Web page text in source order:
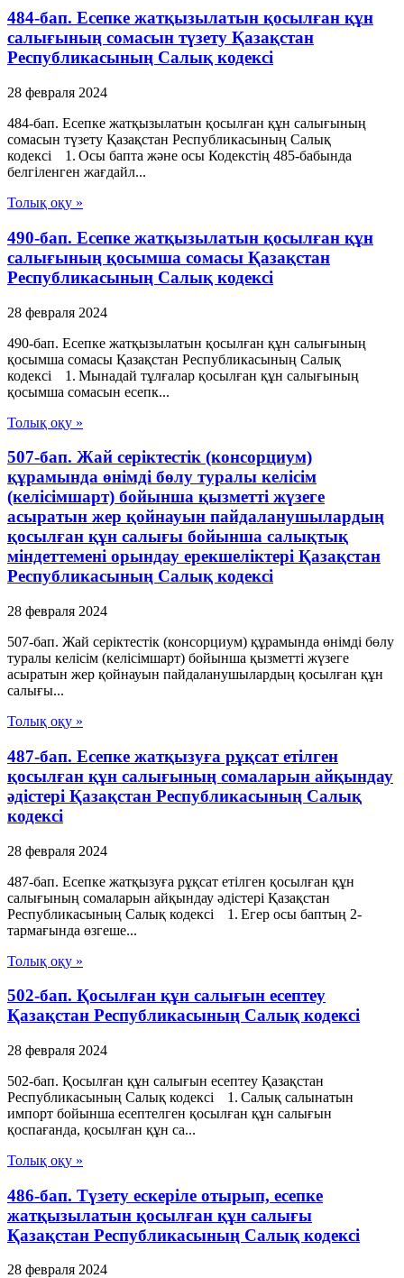
484-бап. Есепке жатқызылатын қосылған құн
салығының сомасын түзету Қазақстан
Республикасының Салық кодексі
28 февраля 2024
484-бап. Есепке жатқызылатын қосылған құн салығының
сомасын түзету Қазақстан Республикасының Салық
кодексі 1. Осы бапта және осы Кодекстің 485-бабында
белгіленген жағдайл...
Толық оқу »
490-бап. Есепке жатқызылатын қосылған құн
салығының қосымша сомасы Қазақстан
Республикасының Салық кодексі
28 февраля 2024
490-бап. Есепке жатқызылатын қосылған құн салығының
қосымша сомасы Қазақстан Республикасының Салық
кодексі 1. Мынадай тұлғалар қосылған құн салығының
қосымша сомасын есепк...
Толық оқу »
507-бап. Жай серіктестік (консорциум)
құрамында өнімді бөлу туралы келісім
(келісімшарт) бойынша қызметті жүзеге
асыратын жер қойнауын пайдаланушылардың
қосылған құн салығы бойынша салықтық
міндеттемені орындау ерекшеліктері Қазақстан
Республикасының Салық кодексі
28 февраля 2024
507-бап. Жай серіктестік (консорциум) құрамында өнімді бөлу
туралы келісім (келісімшарт) бойынша қызметті жүзеге
асыратын жер қойнауын пайдаланушылардың қосылған құн
салығы...
Толық оқу »
487-бап. Есепке жатқызуға рұқсат етілген
қосылған құн салығының сомаларын айқындау
әдістері Қазақстан Республикасының Салық
кодексі
28 февраля 2024
487-бап. Есепке жатқызуға рұқсат етілген қосылған құн
салығының сомаларын айқындау әдістері Қазақстан
Республикасының Салық кодексі 1. Егер осы баптың 2-
тармағында өзгеше...
Толық оқу »
502-бап. Қосылған құн салығын есептеу
Қазақстан Республикасының Салық кодексі
28 февраля 2024
502-бап. Қосылған құн салығын есептеу Қазақстан
Республикасының Салық кодексі 1. Салық салынатын
импорт бойынша есептелген қосылған құн салығын
қоспағанда, қосылған құн са...
Толық оқу »
486-бап. Түзету ескеріле отырып, есепке
жатқызылатын қосылған құн салығы
Қазақстан Республикасының Салық кодексі
28 февраля 2024